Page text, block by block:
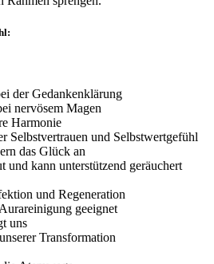
der Gedankenklärung
nervösem Magen
Harmonie
Selbstvertrauen und Selbstwertgefühl
das Glück an
und kann unterstützend geräuchert
und Regeneration
geeignet
uns
Transformation